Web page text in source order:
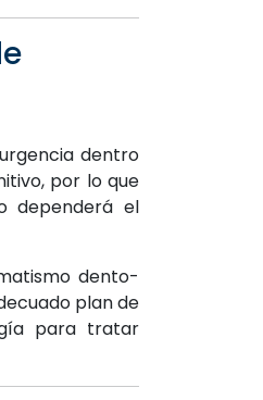
dentro
por lo que
dependerá el
dento-
plan de
para tratar